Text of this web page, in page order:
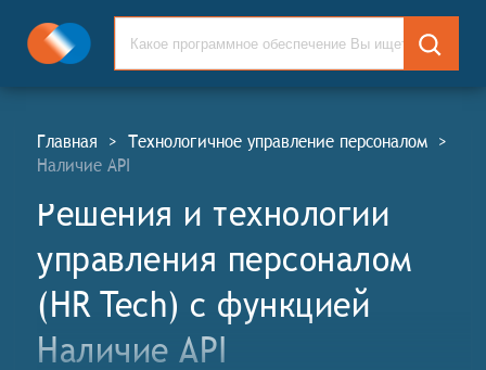
Главная > Технологичное управление персоналом >
Наличие API
Решения и технологии
управления персоналом
(HR Tech) c функцией
Наличие API